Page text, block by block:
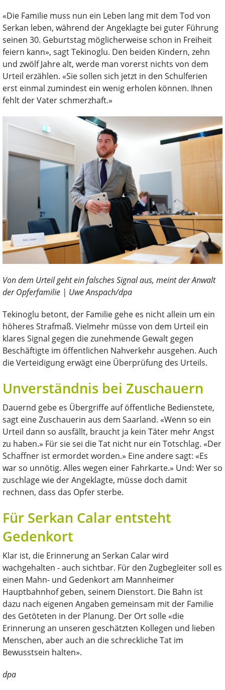
«Die Familie muss nun ein Leben lang mit dem Tod von
Serkan leben, während der Angeklagte bei guter Führung
seinen 30. Geburtstag möglicherweise schon in Freiheit
feiern kann», sagt Tekinoglu. Den beiden Kindern, zehn
und zwölf Jahre alt, werde man vorerst nichts von dem
Urteil erzählen. «Sie sollen sich jetzt in den Schulferien
erst einmal zumindest ein wenig erholen können. Ihnen
fehlt der Vater schmerzhaft.»
Von dem Urteil geht ein falsches Signal aus, meint der Anwalt
der Opferfamilie | Uwe Anspach/dpa
Tekinoglu betont, der Familie gehe es nicht allein um ein
höheres Strafmaß. Vielmehr müsse von dem Urteil ein
klares Signal gegen die zunehmende Gewalt gegen
Beschäftigte im öffentlichen Nahverkehr ausgehen. Auch
die Verteidigung erwägt eine Überprüfung des Urteils.
Unverständnis bei Zuschauern
Dauernd gebe es Übergriffe auf öffentliche Bedienstete,
sagt eine Zuschauerin aus dem Saarland. «Wenn so ein
Urteil dann so ausfällt, braucht ja kein Täter mehr Angst
zu haben.» Für sie sei die Tat nicht nur ein Totschlag. «Der
Schaffner ist ermordet worden.» Eine andere sagt: «Es
war so unnötig. Alles wegen einer Fahrkarte.» Und: Wer so
zuschlage wie der Angeklagte, müsse doch damit
rechnen, dass das Opfer sterbe.
Für Serkan Calar entsteht
Gedenkort
Klar ist, die Erinnerung an Serkan Calar wird
wachgehalten - auch sichtbar. Für den Zugbegleiter soll es
einen Mahn- und Gedenkort am Mannheimer
Hauptbahnhof geben, seinem Dienstort. Die Bahn ist
dazu nach eigenen Angaben gemeinsam mit der Familie
des Getöteten in der Planung. Der Ort solle «die
Erinnerung an unseren geschätzten Kollegen und lieben
Menschen, aber auch an die schreckliche Tat im
Bewusstsein halten».
dpa